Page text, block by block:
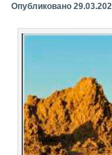
Опубликовано